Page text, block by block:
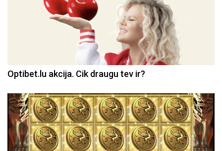
Optibet.lu akcija. Cik draugu tev ir?